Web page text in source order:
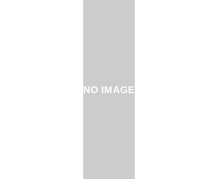
NO IMAGE